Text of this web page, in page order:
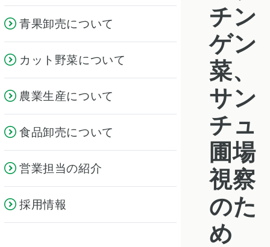
青果卸売について
カット野菜について
農業生産について
食品卸売について
営業担当の紹介
採用情報
チン
ゲン
菜、
サン
チュ
圃場
視察
のた
め